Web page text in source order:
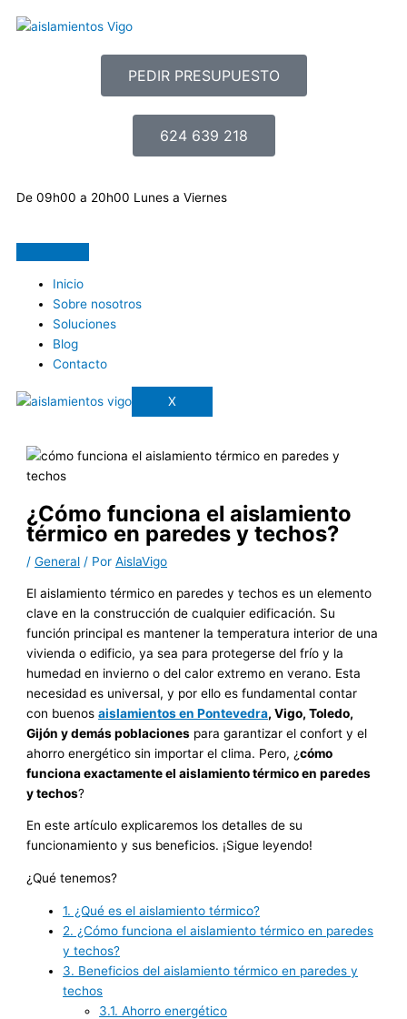
PEDIR PRESUPUESTO
624 639 218
De 09h00 a 20h00 Lunes a Viernes
Inicio
Sobre nosotros
Soluciones
Blog
Contacto
X
¿Cómo funciona el aislamiento
térmico en paredes y techos?
/General / PorAislaVigo
El aislamiento térmico en paredes y techos es un elemento
clave en la construcción de cualquier edificación. Su
función principal es mantener la temperatura interior de una
vivienda o edificio, ya sea para protegerse del frío y la
humedad en invierno o del calor extremo en verano. Esta
necesidad es universal, y por ello es fundamental contar
con buenosaislamientos en Pontevedra, Vigo, Toledo,
Gijón y demás poblaciones para garantizar el confort y el
ahorro energético sin importar el clima. Pero, ¿cómo
funciona exactamente el aislamiento térmico en paredes
y techos?
En este artículo explicaremos los detalles de su
funcionamiento y sus beneficios. ¡Sigue leyendo!
¿Qué tenemos?
1. ¿Qué es el aislamiento térmico?
2. ¿Cómo funciona el aislamiento térmico en paredes
y techos?
3. Beneficios del aislamiento térmico en paredes y
techos
3.1. Ahorro energético